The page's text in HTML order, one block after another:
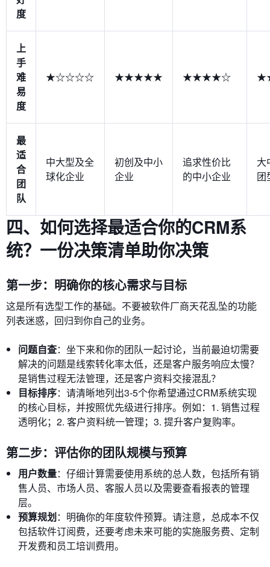
度
上
手
难
易
度
★☆☆☆☆ ★★★★★ ★★★★☆
最
适
合
团
队
中大型及全
球化企业
初创及中小
企业
追求性价比
的中小企业
大
团
四、如何选择最适合你的CRM系
统？一份决策清单助你决策
第一步：明确你的核心需求与目标
这是所有选型工作的基础。不要被软件厂商天花乱坠的功能
列表迷惑，回归到你自己的业务。
问题自查：坐下来和你的团队一起讨论，当前最迫切需要
解决的问题是线索转化率太低，还是客户服务响应太慢？
是销售过程无法管理，还是客户资料交接混乱？
目标排序：请清晰地列出3-5个你希望通过CRM系统实现
的核心目标，并按照优先级进行排序。例如：1. 销售过程
透明化；2. 客户资料统一管理；3. 提升客户复购率。
第二步：评估你的团队规模与预算
用户数量：仔细计算需要使用系统的总人数，包括所有销
售人员、市场人员、客服人员以及需要查看报表的管理
层。
预算规划：明确你的年度软件预算。请注意，总成本不仅
包括软件订阅费，还要考虑未来可能的实施服务费、定制
开发费和员工培训费用。